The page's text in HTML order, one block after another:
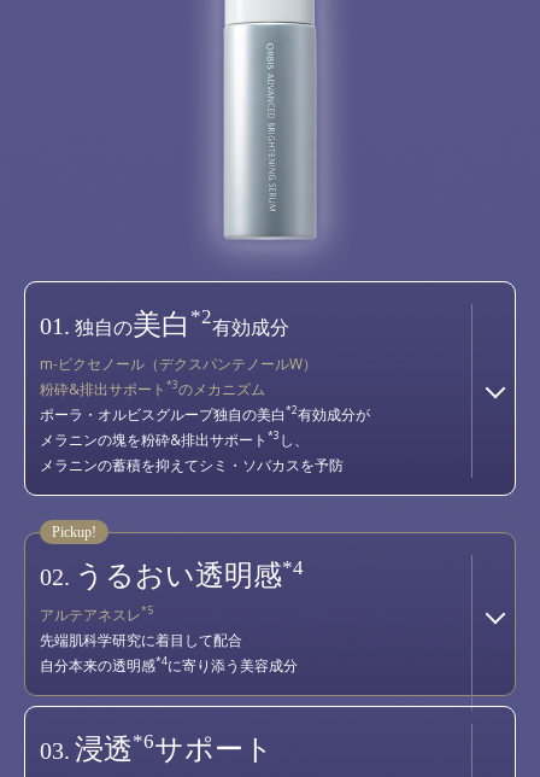
01. 独自の美白 *2有効成分
m-ピクセノール（デクスパンテノールW）
粉砕&排出サポート *3のメカニズム
ポーラ・オルビスグループ独自の美白*2有効成分が
メラニンの塊を粉砕&排出サポート *3 し、
メラニンの蓄積を抑えてシミ・ソバカスを予防
02. うるおい透明感*4
アルテアネスレ*5
先端肌科学研究に着目して配合
自分本来の透明感*4に寄り添う美容成分
03. 浸透*6サポート